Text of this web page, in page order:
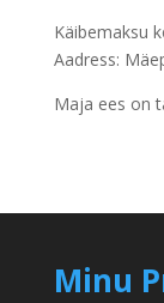
Käibemaksu
Aadress:
Maja ees on
Minu